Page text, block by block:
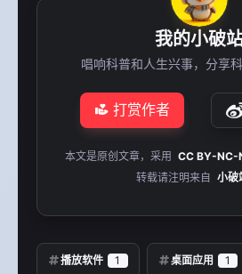
我的小破
唱响科普和人生兴事，分享
打赏作者
本文是原创文章，采用 CC BY-NC-
转载请注明来自 小破
播放软件 1 桌面应用 1